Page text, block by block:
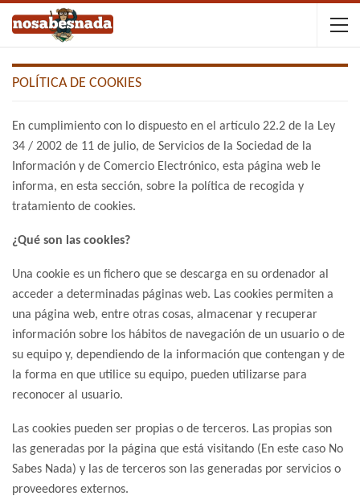
POLÍTICA DE COOKIES
En cumplimiento con lo dispuesto en el artículo 22.2 de la Ley
34 / 2002 de 11 de julio, de Servicios de la Sociedad de la
Información y de Comercio Electrónico, esta página web le
informa, en esta sección, sobre la política de recogida y
tratamiento de cookies.
¿Qué son las cookies?
Una cookie es un fichero que se descarga en su ordenador al
acceder a determinadas páginas web. Las cookies permiten a
una página web, entre otras cosas, almacenar y recuperar
información sobre los hábitos de navegación de un usuario o de
su equipo y, dependiendo de la información que contengan y de
la forma en que utilice su equipo, pueden utilizarse para
reconocer al usuario.
Las cookies pueden ser propias o de terceros. Las propias son
las generadas por la página que está visitando (En este caso No
Sabes Nada) y las de terceros son las generadas por servicios o
proveedores externos.